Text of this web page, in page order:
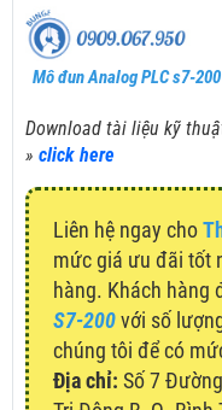
Mô đun Analog PLC s7-
Download tài liệu kỹ
» click here
Liên hệ ngay cho
mức giá ưu đãi tốt
hàng. Khách hàng
S7-200với số
chúng tôi để có
Địa chỉ: Số 7